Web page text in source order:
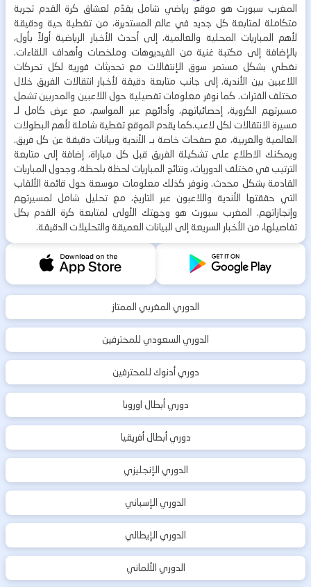
المغرب سبورت هو موقع رياضي شامل يقدّم لعشاق كرة القدم تجربة
متكاملة لمتابعة كل جديد في عالم المستديرة، من تغطية حية ودقيقة
لأهم المباريات المحلية والعالمية، إلى أحدث الأخبار الرياضية أولاً بأول،
بالإضافة إلى مكتبة غنية من الفيديوهات وملخصات وأهداف اللقاءات.
نغطي بشكل مستمر سوق الإنتقالات مع تحديثات فورية لكل تحركات
اللاعبين بين الأندية، إلى جانب متابعة دقيقة لأخبار انتقالات الفريق خلال
مختلف الفترات. كما نوفر معلومات تفصيلية حول اللاعبين والمدربين تشمل
مسيرتهم الكروية، إحصائياتهم، وأدائهم عبر المواسم، مع عرض كامل لـ
مسيرة الانتقالات لكل لاعب.كما يقدم الموقع تغطية شاملة لأهم البطولات
العالمية والعربية، مع صفحات خاصة بـ الأندية وبيانات دقيقة عن كل فريق.
ويمكنك الاطلاع على تشكيلة الفريق قبل كل مباراة، إضافة إلى متابعة
الترتيب في مختلف الدوريات، ونتائج المباريات لحظة بلحظة، وجدول المباريات
القادمة بشكل محدث. ونوفر كذلك معلومات موسعة حول قائمة الألقاب
التي حققتها الأندية واللاعبون عبر التاريخ، مع تحليل شامل لمسيرتهم
وإنجازاتهم. المغرب سبورت هو وجهتك الأولى لمتابعة كرة القدم بكل
تفاصيلها، من الأخبار السريعة إلى البيانات العميقة والتحليلات الدقيقة.
الدوري المغربي الممتاز
الدوري السعودي للمحترفين
دوري أدنوك للمحترفين
دوري أبطال اوروبا
دوري أبطال أفريقيا
الدوري الإنجليزي
الدوري الإسباني
الدوري الإيطالي
الدوري الألماني